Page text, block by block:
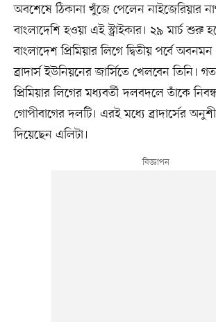
অবশেষে ঠিকানা খুঁজে পেলেন নাইজেরিয়ার
বাংলাদেশি হওয়া এই স্ট্রাইকার। ২৯ মার্চ শুরু
বাংলাদেশ প্রিমিয়ার লিগে দ্বিতীয় পর্বে
ব্রাদার্স ইউনিয়নের জার্সিতে খেলবেন তিনি।
প্রিমিয়ার লিগের মধ্যবর্তী দলবদলে তাঁকে
গোপীবাগের দলটি। এরই মধ্যে ব্রাদার্সের
দিয়েছেন এলিটা।